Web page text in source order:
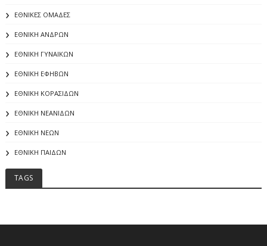
ΕΘΝΙΚΕΣ ΟΜΑΔΕΣ
ΕΘΝΙΚΗ ΑΝΔΡΩΝ
ΕΘΝΙΚΗ ΓΥΝΑΙΚΩΝ
ΕΘΝΙΚΗ ΕΦΗΒΩΝ
ΕΘΝΙΚΗ ΚΟΡΑΣΙΔΩΝ
ΕΘΝΙΚΗ ΝΕΑΝΙΔΩΝ
ΕΘΝΙΚΗ ΝΕΩΝ
ΕΘΝΙΚΗ ΠΑΙΔΩΝ
TAGS